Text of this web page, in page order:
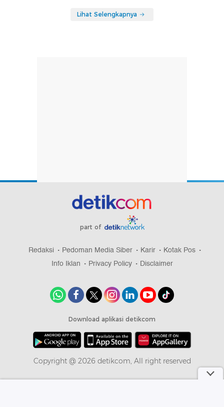
Lihat Selengkapnya
part of
Redaksi Pedoman Media Siber Karir
Kotak Pos
Info Iklan
Privacy Policy Disclaimer
Download aplikasi detikcom
Copyright @ 2026 detikcom, All right reserved